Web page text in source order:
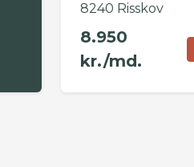
8240 Risskov
8.950
kr./md.